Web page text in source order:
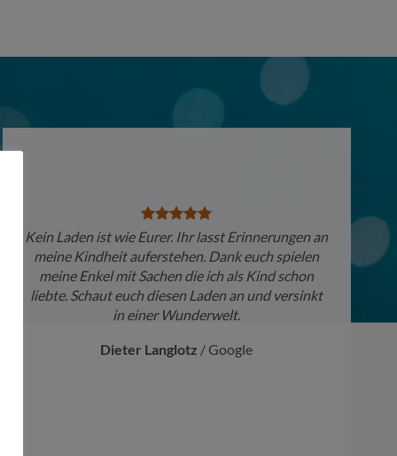
Kein Laden ist wie Eurer. Ihr lasst Erinnerungen an
meine Kindheit auferstehen. Dank euch spielen
meine Enkel mit Sachen die ich als Kind schon
liebte. Schaut euch diesen Laden an und versinkt
in einer Wunderwelt.
Dieter Langlotz / Google